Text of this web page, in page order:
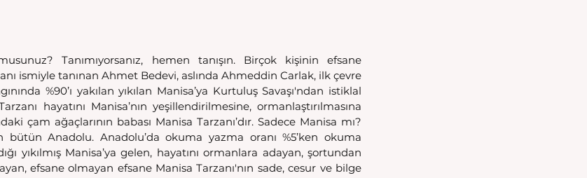
Tanımıyorsanız, hemen tanışın. Birçok kişinin efsane
ismiyle tanınan Ahmet Bedevi, aslında Ahmeddin Carlak, ilk çevre
%90’ı yakılan yıkılan Manisa’ya Kurtuluş Savaşı'ndan istiklal
hayatını Manisa’nın yeşillendirilmesine, ormanlaştırılmasına
çam ağaçlarının babası Manisa Tarzanı’dır. Sadece Manisa mı?
bütün Anadolu. Anadolu’da okuma yazma oranı %5’ken okuma
yıkılmış Manisa’ya gelen, hayatını ormanlara adayan, şortundan
efsane olmayan efsane Manisa Tarzanı'nın sade, cesur ve bilge